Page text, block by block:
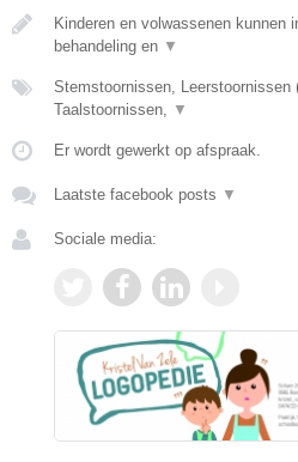
Kinderen en volwassenen kunnen
behandeling en ▼
Stemstoornissen, Leerstoornissen
Taalstoornissen,
▼
Er wordt gewerkt op afspraak.
Laatste facebook posts ▼
Sociale media: